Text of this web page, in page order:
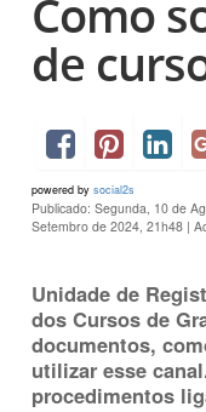
Como
de
powered by social2s
Publicado: Segunda, 10 de
Setembro de 2024, 21h48 |
Unidade de
dos Cursos de
documentos,
utilizar esse
procedimentos